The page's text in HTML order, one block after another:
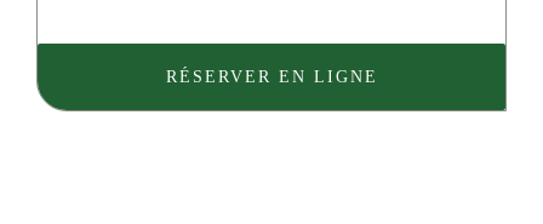
RÉSERVER EN LIGNE